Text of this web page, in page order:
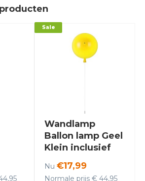
Wandlamp
Ballon lamp Geel
Klein inclusief
Funnylights
Sale
Nu €17,99
Normale prijs € 44,95